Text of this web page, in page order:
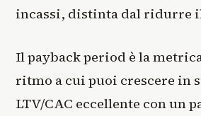
incassi, distinta dal ridurre
Il payback period è la
ritmo a cui puoi crescere in
LTV/CAC eccellente con un